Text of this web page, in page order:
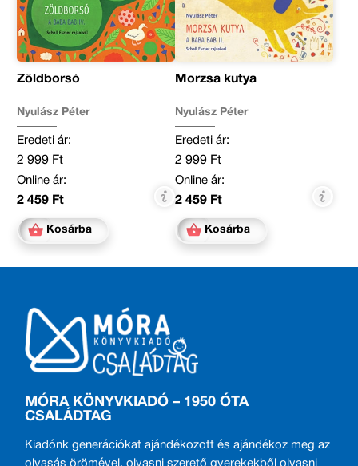
Zöldborsó
Nyulász Péter
Eredeti ár:
2 999 Ft
Online ár:
2 459 Ft
Kosárba
Morzsa kutya
Nyulász Péter
Eredeti ár:
2 999 Ft
Online ár:
2 459 Ft
Kosárba
MÓRA KÖNYVKIADÓ – 1950 ÓTA
CSALÁDTAG
Kiadónk generációkat ajándékozott és ajándékoz meg az